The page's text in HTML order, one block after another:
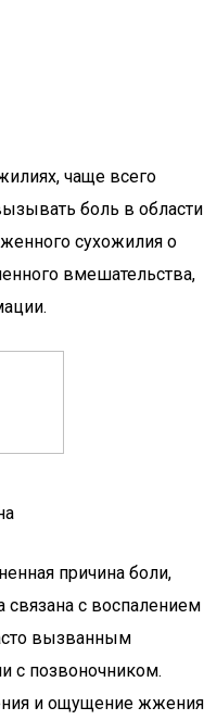
чаще всего
боль в области
сухожилия о
вмешательства,
причина боли,
с воспалением
вызванным
с позвоночником.
и ощущение жжения